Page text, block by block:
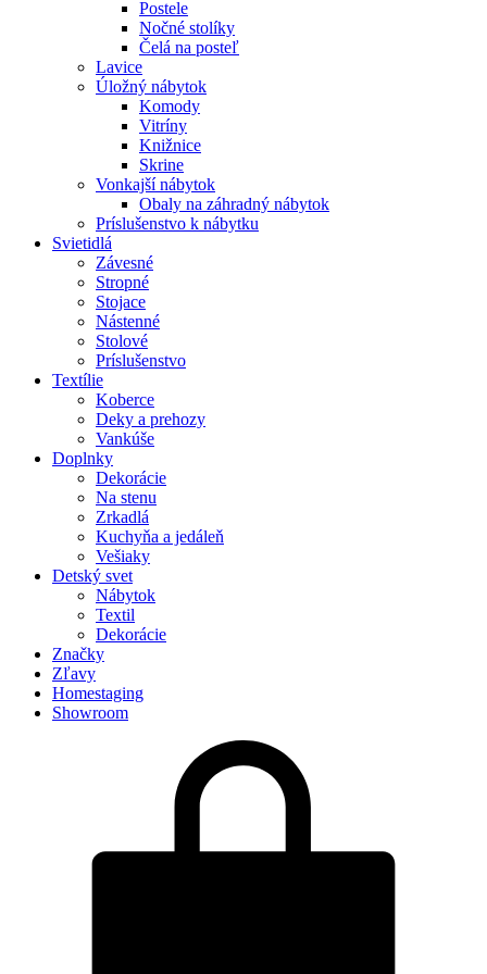
Postele
Nočné stolíky
Čelá na posteľ
Lavice
Úložný nábytok
Komody
Vitríny
Knižnice
Skrine
Vonkajší nábytok
Obaly na záhradný nábytok
Príslušenstvo k nábytku
Svietidlá
Závesné
Stropné
Stojace
Nástenné
Stolové
Príslušenstvo
Textílie
Koberce
Deky a prehozy
Vankúše
Doplnky
Dekorácie
Na stenu
Zrkadlá
Kuchyňa a jedáleň
Vešiaky
Detský svet
Nábytok
Textil
Dekorácie
Značky
Zľavy
Homestaging
Showroom